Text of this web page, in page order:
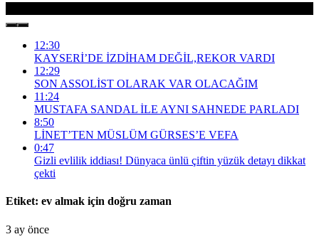
12:30
KAYSERİ’DE İZDİHAM DEĞİL,REKOR VARDI
12:29
SON ASSOLİST OLARAK VAR OLACAĞIM
11:24
MUSTAFA SANDAL İLE AYNI SAHNEDE PARLADI
8:50
LİNET’TEN MÜSLÜM GÜRSES’E VEFA
0:47
Gizli evlilik iddiası! Dünyaca ünlü çiftin yüzük detayı dikkat
çekti
Etiket: ev almak için doğru zaman
3 ay önce